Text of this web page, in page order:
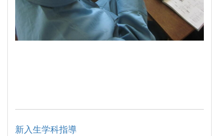
新入生学科指導